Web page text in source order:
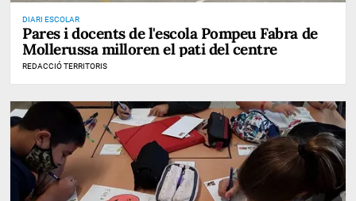
DIARI ESCOLAR
Pares i docents de l'escola Pompeu Fabra de
Mollerussa milloren el pati del centre
REDACCIÓ TERRITORIS